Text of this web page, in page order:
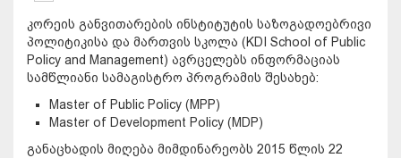
კორეის განვითარების ინსტიტუტის საზოგადოებრივი
პოლიტიკისა და მართვის სკოლა (KDI School of Public
Policy and Management) ავრცელებს ინფორმაციას
სამწლიანი სამაგისტრო პროგრამის შესახებ:
Master of Public Policy (MPP)
Master of Development Policy (MDP)
განაცხადის მიღება მიმდინარეობს 2015 წლის 22